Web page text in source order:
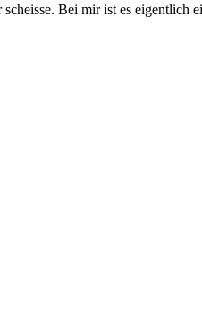
Bei mir ist es